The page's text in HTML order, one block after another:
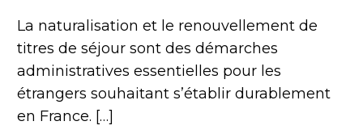
La naturalisation et le renouvellement de
titres de séjour sont des démarches
administratives essentielles pour les
étrangers souhaitant s’établir durablement
en France. […]